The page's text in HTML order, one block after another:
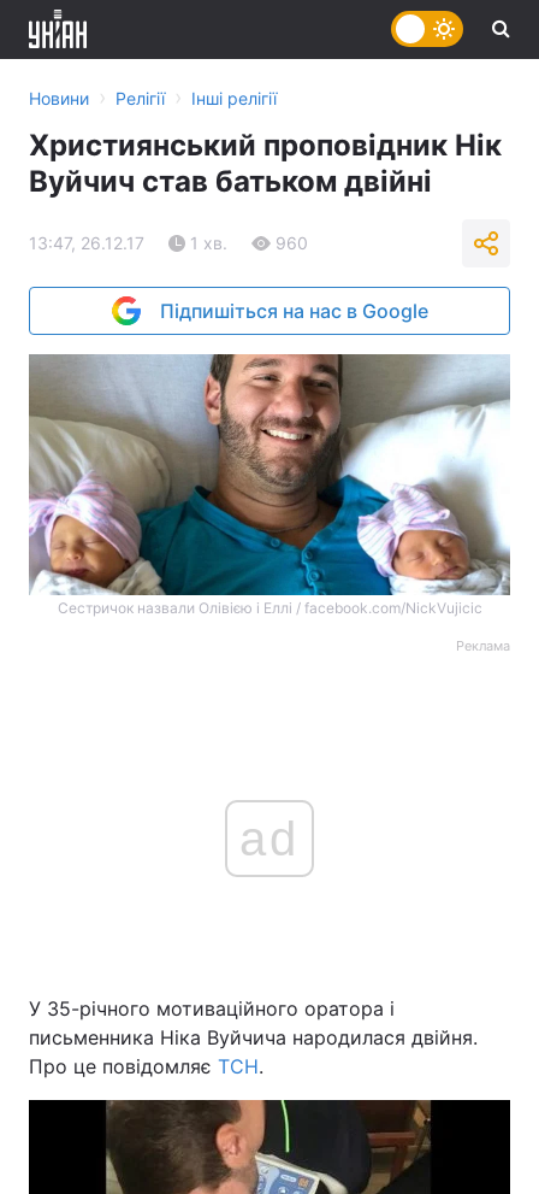
Головна Війна
Новини › Релігії › Інші релігії
Християнський проповідник Нік
Вуйчич став батьком двійні
13:47, 26.12.17 1 хв. 960
Підпишіться на нас в Google
Сестричок назвали Олівією і Еллі / facebook.com/NickVujicic
Реклама
ad
У 35-річного мотиваційного оратора і
письменника Ніка Вуйчича народилася двійня.
Про це повідомляє ТСН.